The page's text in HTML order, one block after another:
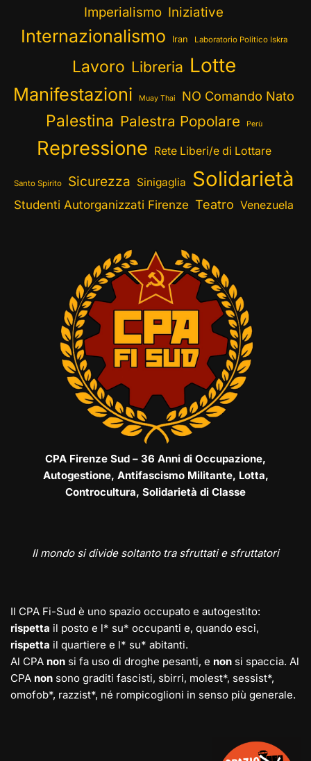
Imperialismo Iniziative
Internazionalismo Iran Laboratorio Politico Iskra
Lavoro Libreria Lotte
Manifestazioni Muay Thai NO Comando Nato
Palestina Palestra Popolare Perù
Repressione Rete Liberi/e di Lottare
Santo Spirito Sicurezza Sinigaglia Solidarietà
Studenti Autorganizzati Firenze Teatro Venezuela
CPA Firenze Sud – 36 Anni di Occupazione,
Autogestione, Antifascismo Militante, Lotta,
Controcultura, Solidarietà di Classe
Il mondo si divide soltanto tra sfruttati e sfruttatori
Il CPA Fi-Sud è uno spazio occupato e autogestito:
rispetta il posto e l* su* occupanti e, quando esci,
rispetta il quartiere e l* su* abitanti.
Al CPA non si fa uso di droghe pesanti, e non si spaccia. Al
CPA non sono graditi fascisti, sbirri, molest*, sessist*,
omofob*, razzist*, né rompicoglioni in senso più generale.